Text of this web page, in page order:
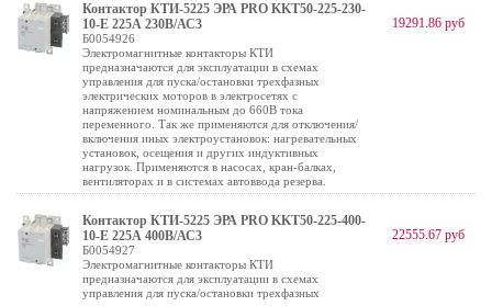
Контактор КТИ-5225 ЭРА PRO KKT50-225-230-
10-E 225А 230В/АС3
Б0054926
Электромагнитные контакторы КТИ
предназначаются для эксплуатации в схемах
управления для пуска/остановки трехфазных
электрических моторов в электросетях с
напряжением номинальным до 660В тока
переменного. Так же применяются для отключения/
включения иных электроустановок: нагревательных
установок, осещения и других индуктивных
нагрузок. Применяются в насосах, кран-балках,
вентиляторах и в системах автоввода резерва.
19291.86 руб
Контактор КТИ-5225 ЭРА PRO KKT50-225-400-
10-E 225А 400В/АС3
Б0054927
Электромагнитные контакторы КТИ
предназначаются для эксплуатации в схемах
управления для пуска/остановки трехфазных
22555.67 руб